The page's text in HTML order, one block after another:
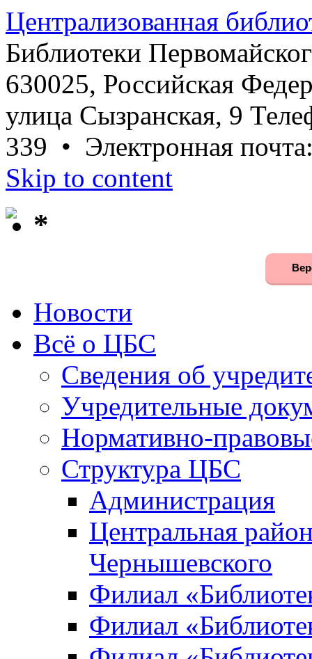
Централизованная
Библиотеки
630025, Российская
улица Сызранская, 9
339 • Электронная
Skip to content
*
Новости
Всё о ЦБС
Сведения об
Учредительные
Нормативно-
Структура ЦБС
Администрация
Центральная
Чернышевского
Филиал
Филиал